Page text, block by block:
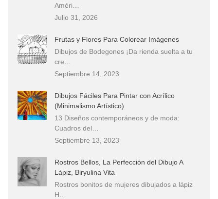
Améri…
Julio 31, 2026
Frutas y Flores Para Colorear Imágenes
Dibujos de Bodegones ¡Da rienda suelta a tu
cre…
Septiembre 14, 2023
Dibujos Fáciles Para Pintar con Acrílico
(Minimalismo Artístico)
13 Diseños contemporáneos y de moda:
Cuadros del…
Septiembre 13, 2023
Rostros Bellos, La Perfección del Dibujo A
Lápiz, Biryulina Vita
Rostros bonitos de mujeres dibujados a lápiz
H…